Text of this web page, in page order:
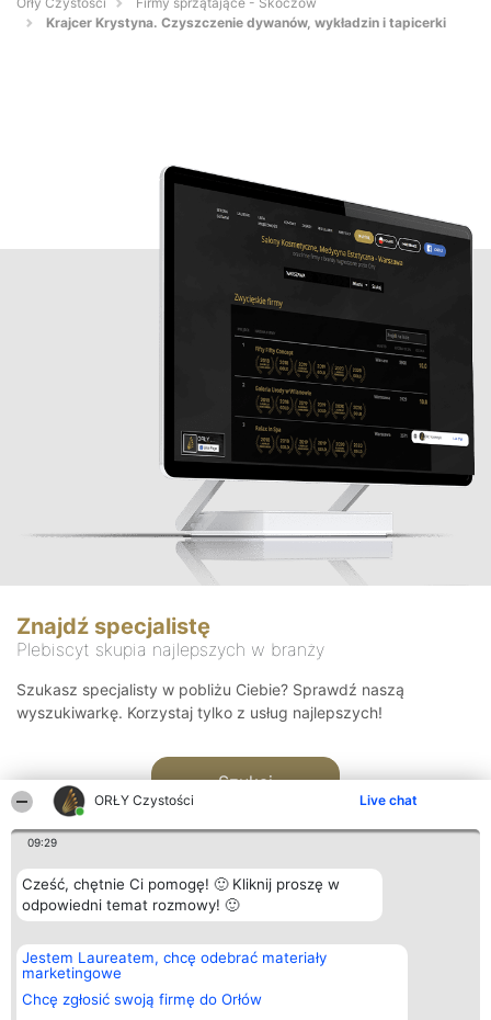
ORŁY Czystości Live chat
09:29
Cześć, chętnie Ci pomogę! 🙂 Kliknij proszę w
odpowiedni temat rozmowy! 🙂
Jestem Laureatem, chcę odebrać materiały
marketingowe
Chcę zgłosić swoją firmę do Orłów
Krajcer Krystyna. Czyszczenie dywanów, wykładzin i tapicerki
Znajdź specjalistę
Plebiscyt skupia najlepszych w branży
Szukasz specjalisty w pobliżu Ciebie? Sprawdź naszą
wyszukiwarkę. Korzystaj tylko z usług najlepszych!
Szukaj
Organizator plebiscytu
Bright Side Solutions sp. z o.
o. sp. k.
ul. Ruska 22
Wrocław 50-079
Plebiscyt
Laureaci
wszystkich
Laureatów
Kontakt
Kontakt